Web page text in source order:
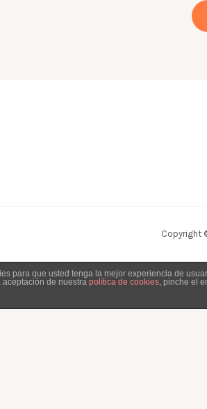
Copyright
para que usted tenga la mejor experiencia de
de nuestra política de cookies , pinche el